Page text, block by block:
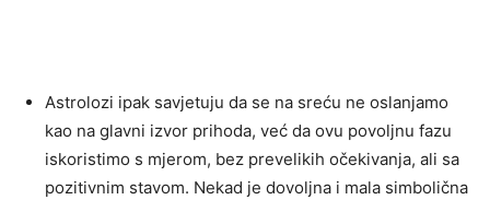
Astrolozi ipak savjetuju da se na sreću ne oslanjamo
kao na glavni izvor prihoda, već da ovu povoljnu fazu
iskoristimo s mjerom, bez prevelikih očekivanja, ali sa
pozitivnim stavom. Nekad je dovoljna i mala simbolična